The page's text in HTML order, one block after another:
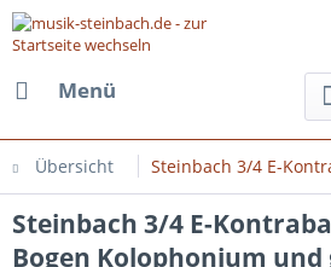
Menü
Übersicht Steinbach 3/4 E-
Steinbach 3/4 E-
Bogen Kolophonium